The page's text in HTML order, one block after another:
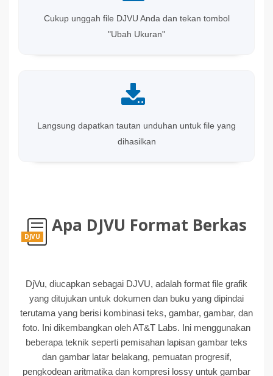
Cukup unggah file DJVU Anda dan tekan tombol
"Ubah Ukuran"
Langsung dapatkan tautan unduhan untuk file yang
dihasilkan
DJVU
Apa DJVU Format Berkas
DjVu, diucapkan sebagai DJVU, adalah format file grafik
yang ditujukan untuk dokumen dan buku yang dipindai
terutama yang berisi kombinasi teks, gambar, gambar, dan
foto. Ini dikembangkan oleh AT&T Labs. Ini menggunakan
beberapa teknik seperti pemisahan lapisan gambar teks
dan gambar latar belakang, pemuatan progresif,
pengkodean aritmatika dan kompresi lossy untuk gambar